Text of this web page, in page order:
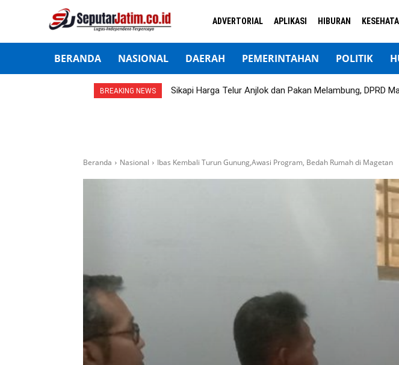
ADVERTORIAL APLIKASI HIBURAN
BERANDA NASIONAL DAERAH PEMERINTAHAN POLITIK
BREAKING NEWS Sikapi Harga Telur Anjlok dan Pakan Melambung, DPRD
Beranda Nasional Ibas Kembali Turun Gunung,Awasi Program, Bedah Rumah di Magetan